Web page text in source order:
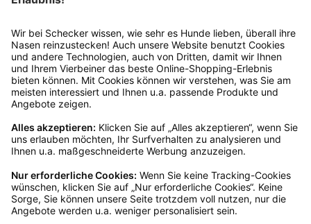
anschließend sicher und klebe das
dir in deinem Kundenkonto anfordern. Hast du als
Gast bestellt, schreibe uns eine Email an
verkauf@schecker.de oder rufe zu unseren
Servicezeiten an, dann lassen wir dir ein
Rücksendeetikett zukommen.
Kundenservice